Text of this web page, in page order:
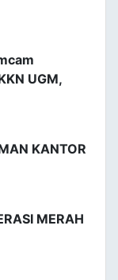
UGM,
KANTOR
MERAH